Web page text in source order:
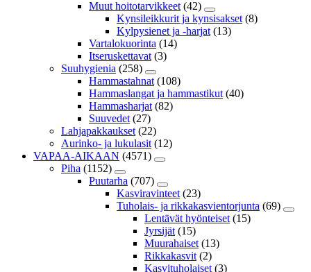
Muut hoitotarvikkeet (42)
Kynsileikkurit ja kynsisakset (8)
Kylpysienet ja -harjat (13)
Vartalokuorinta (14)
Itseruskettavat (3)
Suuhygienia (258)
Hammastahnat (108)
Hammaslangat ja hammastikut (40)
Hammasharjat (82)
Suuvedet (27)
Lahjapakkaukset (22)
Aurinko- ja lukulasit (12)
VAPAA-AIKAAN (4571)
Piha (1152)
Puutarha (707)
Kasviravinteet (23)
Tuholais- ja rikkakasvientorjunta (69)
Lentävät hyönteiset (15)
Jyrsijät (15)
Muurahaiset (13)
Rikkakasvit (2)
Kasvituholaiset (3)